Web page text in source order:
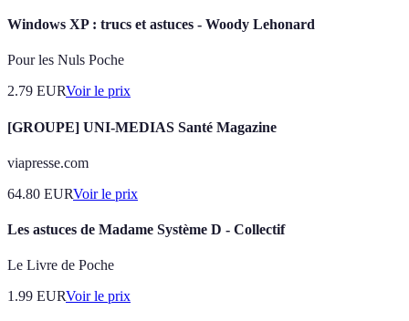
Windows XP : trucs et astuces - Woody Lehonard
Pour les Nuls Poche
2.79 EURVoir le prix
[GROUPE] UNI-MEDIAS Santé Magazine
viapresse.com
64.80 EURVoir le prix
Les astuces de Madame Système D - Collectif
Le Livre de Poche
1.99 EURVoir le prix